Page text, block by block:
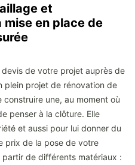
et
en place de
de votre projet auprès de
plein projet de rénovation de
une, au moment où
penser à la clôture. Elle
et aussi pour lui donner du
prix de la pose de votre
de différents matériaux :